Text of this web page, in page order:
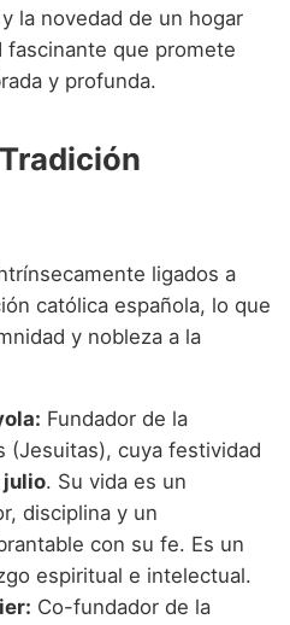
la novedad de un hogar
fascinante que promete
y profunda.
ligados a
católica española, lo que
y nobleza a la
Fundador de la
(Jesuitas), cuya festividad
julio. Su vida es un
disciplina y un
con su fe. Es un
espiritual e intelectual.
Co-fundador de la